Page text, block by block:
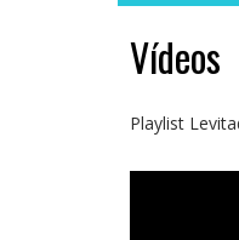
Vídeos
Playlist